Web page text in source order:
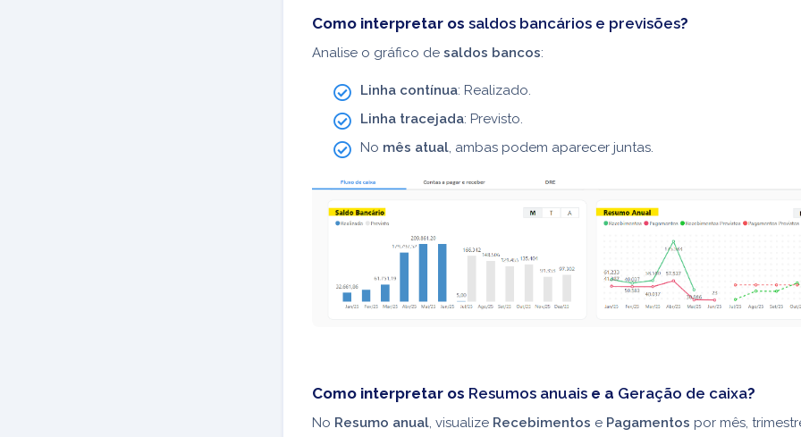
Como interpretar os saldos bancários e previsões?
Analise o gráfico de saldos bancos:
Linha contínua: Realizado.
Linha tracejada: Previsto.
No mês atual , ambas podem aparecer juntas.
Como interpretar os Resumos anuais e a Geração de caixa?
No Resumo anual , visualize Recebimentos e Pagamentos por mês,